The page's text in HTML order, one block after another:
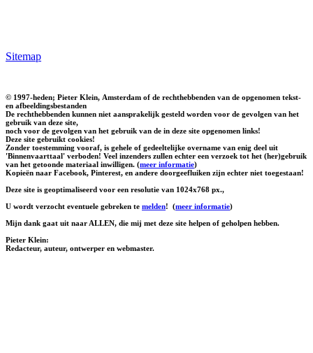
Sitemap
© 1997-heden; Pieter Klein, Amsterdam of de rechthebbenden van de opgenomen tekst-
en afbeeldingsbestanden
De rechthebbenden kunnen niet aansprakelijk gesteld worden voor de gevolgen van het
gebruik van deze site,
noch voor de gevolgen van het gebruik van de in deze site opgenomen links!
Deze site gebruikt cookies!
Zonder toestemming vooraf, is gehele of gedeeltelijke overname van enig deel uit
'Binnenvaarttaal' verboden! Veel inzenders zullen echter een verzoek tot het (her)gebruik
van het getoonde materiaal inwilligen. (meer informatie)
Kopieën naar Facebook, Pinterest, en andere doorgeefluiken zijn echter niet toegestaan!
Deze site is geoptimaliseerd voor een resolutie van 1024x768 px.,
U wordt verzocht eventuele gebreken te melden! (meer informatie)
Mijn dank gaat uit naar ALLEN, die mij met deze site helpen of geholpen hebben.
Pieter Klein:
Redacteur, auteur, ontwerper en webmaster.